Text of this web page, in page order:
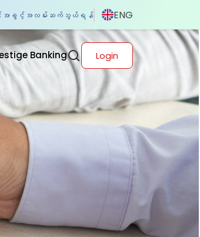
ခွင့်အလမ်း ဆက်သွယ်ရန် ENG
Banking Login